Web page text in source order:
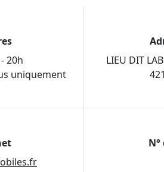
20h
uniquement
LIEU DIT